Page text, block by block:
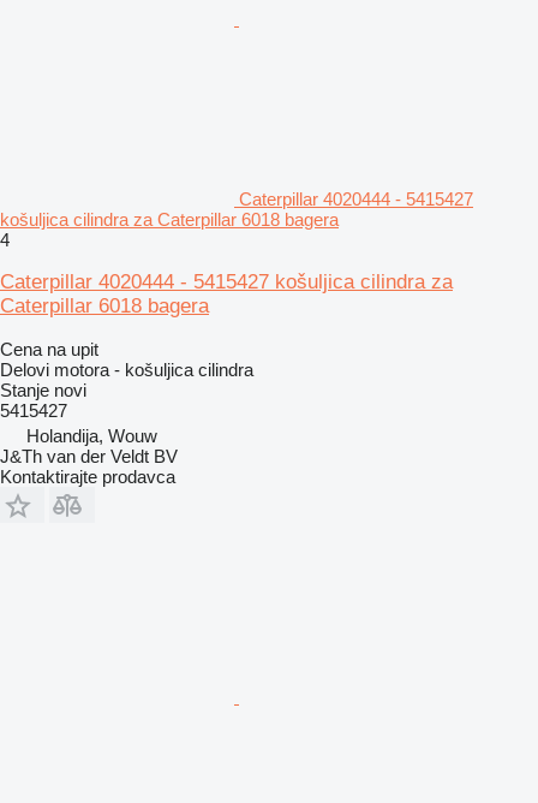
Caterpillar 4020444 - 5415427
košuljica cilindra za Caterpillar 6018 bagera
4
Caterpillar 4020444 - 5415427 košuljica cilindra za
Caterpillar 6018 bagera
Cena na upit
Delovi motora - košuljica cilindra
Stanje novi
5415427
Holandija, Wouw
J&Th van der Veldt BV
Kontaktirajte prodavca